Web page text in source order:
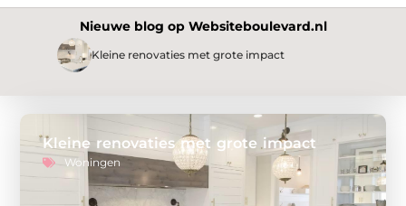
Nieuwe blog op Websiteboulevard.nl
Kleine renovaties met grote impact
Woningen